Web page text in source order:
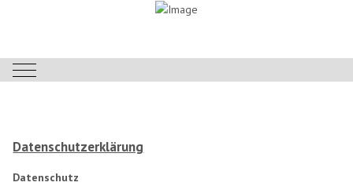
Mobile Menu Toggle
Datenschutzerklärung
Datenschutz